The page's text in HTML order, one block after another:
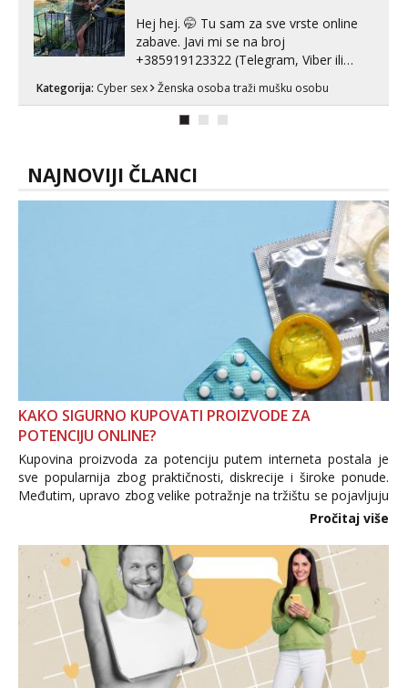
Hej hej. 🤭 Tu sam za sve vrste online
zabave. Javi mi se na broj
+385919123322 (Telegram, Viber ili
Whatsapp). 🤙 NE javljaj se na uzivo.
Hvala.
Kategorija: Cyber sex Ženska osoba traži mušku osobu
NAJNOVIJI ČLANCI
KAKO SIGURNO KUPOVATI PROIZVODE ZA
POTENCIJU ONLINE?
Kupovina proizvoda za potenciju putem interneta postala je
sve popularnija zbog praktičnosti, diskrecije i široke ponude.
Međutim, upravo zbog velike potražnje na tržištu se pojavljuju
i brojni krivotvoreni proizvodi, nepouzdane internetske
Pročitaj više